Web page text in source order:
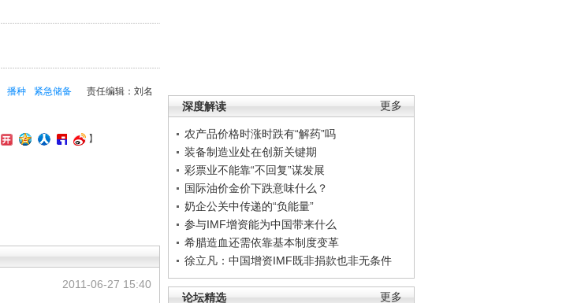
更多
深度解读
农产品价格时涨时跌有“解药”吗
装备制造业处在创新关键期
彩票业不能靠“不回复”谋发展
国际油价金价下跌意味什么？
奶企公关中传递的“负能量”
参与IMF增资能为中国带来什么
希腊造血还需依靠基本制度变革
徐立凡：中国增资IMF既非捐款也非无条件
更多
论坛精选
责任编辑：刘名
播种
紧急储备
】
2011-06-27 15:40